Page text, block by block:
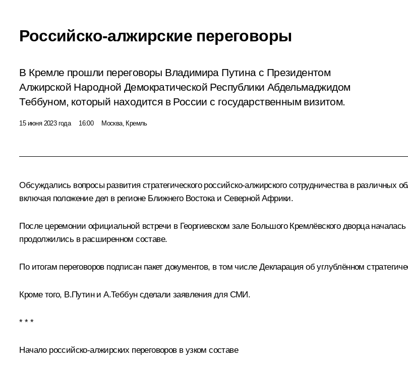
Российско-алжирские переговоры
В Кремле прошли переговоры Владимира Путина с Президентом
Алжирской Народной Демократической Республики Абдельмаджидом
Теббуном, который находится в России с государственным визитом.
15 июня 2023 года 16:00 Москва, Кремль
Обсуждались вопросы развития стратегического российско-алжирского сотрудничества в различных
включая положение дел в регионе Ближнего Востока и Северной Африки.
После церемонии официальной встречи в Георгиевском зале Большого Кремлёвского дворца
продолжились в расширенном составе.
По итогам переговоров подписан пакет документов, в том числе Декларация об углублённом
Кроме того, В.Путин и А.Теббун сделали заявления для СМИ.
* * *
Начало российско-алжирских переговоров в узком составе